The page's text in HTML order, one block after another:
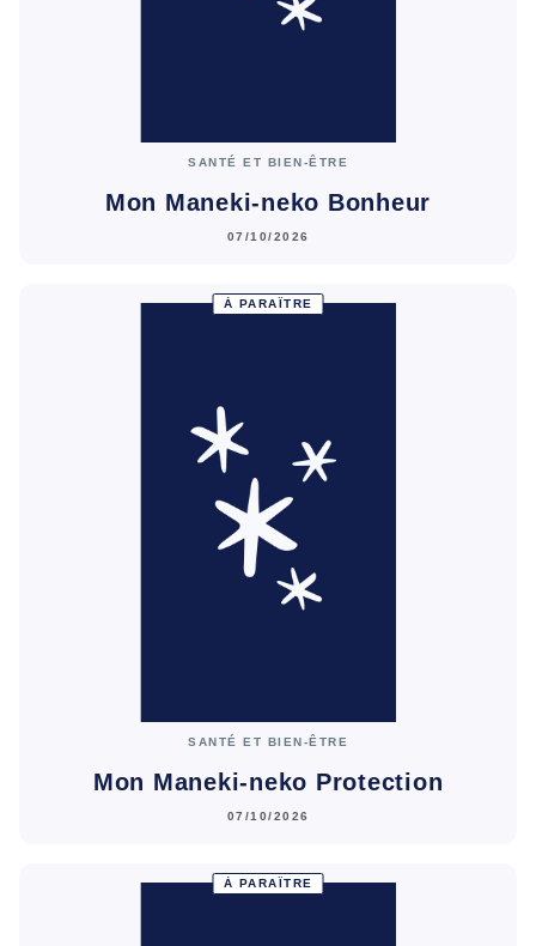
SANTÉ ET BIEN-ÊTRE
Mon Maneki-neko Bonheur
07/10/2026
À PARAÎTRE
SANTÉ ET BIEN-ÊTRE
Mon Maneki-neko Protection
07/10/2026
À PARAÎTRE